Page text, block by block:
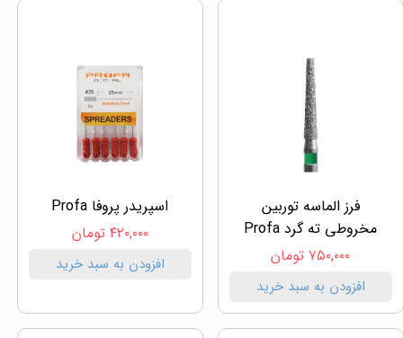
فرز الماسه توربین
مخروطی ته گرد Profa
۷۵۰,۰۰۰ تومان
افزودن به سبد خرید
اسپریدر پروفا Profa
۴۲۰,۰۰۰ تومان
افزودن به سبد خرید